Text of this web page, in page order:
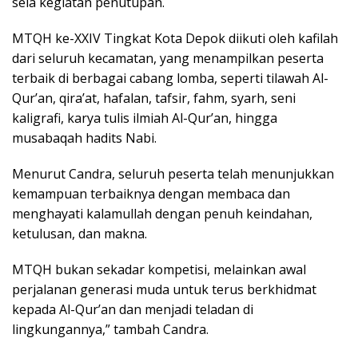
MTQH ke-XXIV Tingkat Kota Depok diikuti oleh kafilah
dari seluruh kecamatan, yang menampilkan peserta
terbaik di berbagai cabang lomba, seperti tilawah Al-
Qur’an, qira’at, hafalan, tafsir, fahm, syarh, seni
kaligrafi, karya tulis ilmiah Al-Qur’an, hingga
musabaqah hadits Nabi.
Menurut Candra, seluruh peserta telah menunjukkan
kemampuan terbaiknya dengan membaca dan
menghayati kalamullah dengan penuh keindahan,
ketulusan, dan makna.
MTQH bukan sekadar kompetisi, melainkan awal
perjalanan generasi muda untuk terus berkhidmat
kepada Al-Qur’an dan menjadi teladan di
lingkungannya,” tambah Candra.